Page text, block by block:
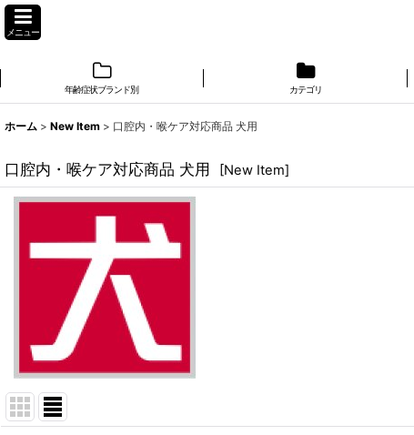
メニュー
年齢症状ブランド別 カテゴリ
ホーム > New Item > 口腔内・喉ケア対応商品 犬用
口腔内・喉ケア対応商品 犬用 [New Item]